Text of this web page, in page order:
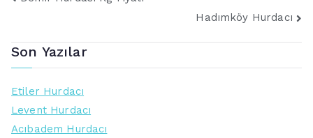
Hadımköy Hurdacı
Son Yazılar
Etiler Hurdacı
Levent Hurdacı
Acıbadem Hurdacı